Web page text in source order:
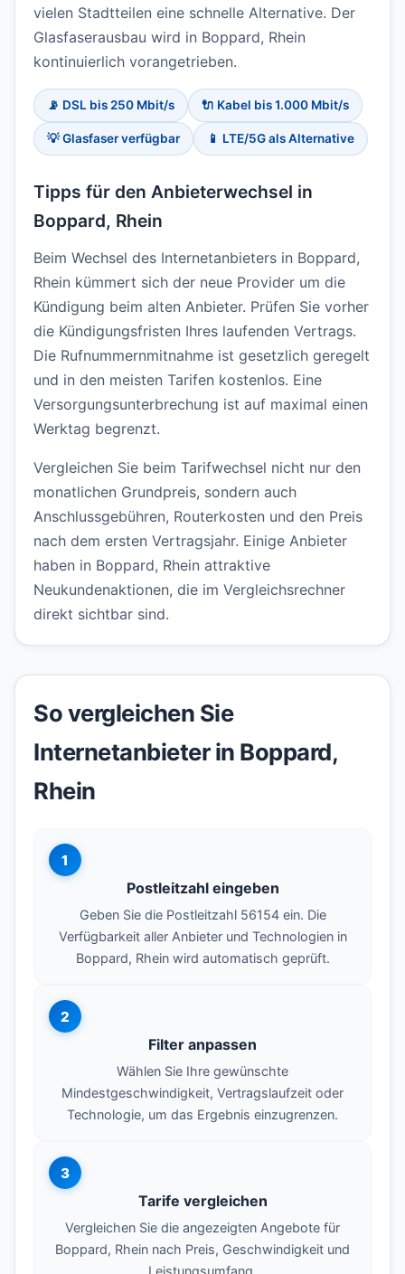
vielen Stadtteilen eine schnelle Alternative. Der
Glasfaserausbau wird in Boppard, Rhein
kontinuierlich vorangetrieben.
📡 DSL bis 250 Mbit/s 🔌 Kabel bis 1.000 Mbit/s
💡 Glasfaser verfügbar 📱 LTE/5G als Alternative
Tipps für den Anbieterwechsel in
Boppard, Rhein
Beim Wechsel des Internetanbieters in Boppard,
Rhein kümmert sich der neue Provider um die
Kündigung beim alten Anbieter. Prüfen Sie vorher
die Kündigungsfristen Ihres laufenden Vertrags.
Die Rufnummernmitnahme ist gesetzlich geregelt
und in den meisten Tarifen kostenlos. Eine
Versorgungsunterbrechung ist auf maximal einen
Werktag begrenzt.
Vergleichen Sie beim Tarifwechsel nicht nur den
monatlichen Grundpreis, sondern auch
Anschlussgebühren, Routerkosten und den Preis
nach dem ersten Vertragsjahr. Einige Anbieter
haben in Boppard, Rhein attraktive
Neukundenaktionen, die im Vergleichsrechner
direkt sichtbar sind.
So vergleichen Sie
Internetanbieter in Boppard,
Rhein
1
Postleitzahl eingeben
Geben Sie die Postleitzahl 56154 ein. Die
Verfügbarkeit aller Anbieter und Technologien in
Boppard, Rhein wird automatisch geprüft.
2
Filter anpassen
Wählen Sie Ihre gewünschte
Mindestgeschwindigkeit, Vertragslaufzeit oder
Technologie, um das Ergebnis einzugrenzen.
3
Tarife vergleichen
Vergleichen Sie die angezeigten Angebote für
Boppard, Rhein nach Preis, Geschwindigkeit und